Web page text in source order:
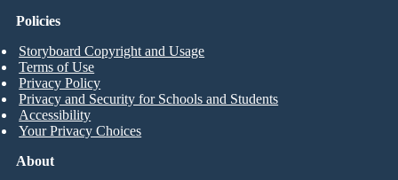
About
Policies
Storyboard Copyright and Usage
Terms of Use
Privacy Policy
Privacy and Security for Schools and Students
Accessibility
Your Privacy Choices